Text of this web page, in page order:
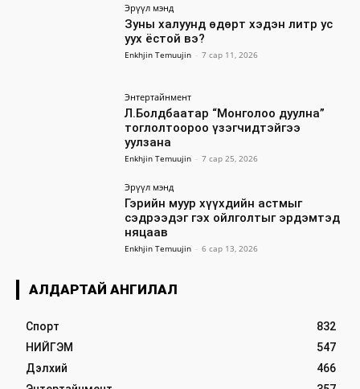
Эрүүл мэнд
Зуны халуунд өдөрт хэдэн литр ус
уух ёстой вэ?
Enkhjin Temuujin - 7 сар 11, 2026
Энтертайнмент
Л.Болдбаатар “Монголоо дуулна”
тоглолтоороо үзэгчидтэйгээ
уулзана
Enkhjin Temuujin - 7 сар 25, 2026
Эрүүл мэнд
Гэрийн муур хүүхдийн астмыг
сэдрээдэг гэх ойлголтыг эрдэмтэд
няцаав
Enkhjin Temuujin - 6 сар 13, 2026
АЛДАРТАЙ АНГИЛАЛ
Спорт
832
НИЙГЭМ
547
Дэлхий
466